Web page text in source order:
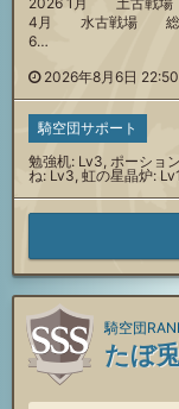
4月 水古戦場
6…
2026年8月6日 22:50
騎空団サポート
勉強机: Lv3, ポーショ
ね: Lv3, 虹の星晶炉: Lv1
たぼ
騎空団